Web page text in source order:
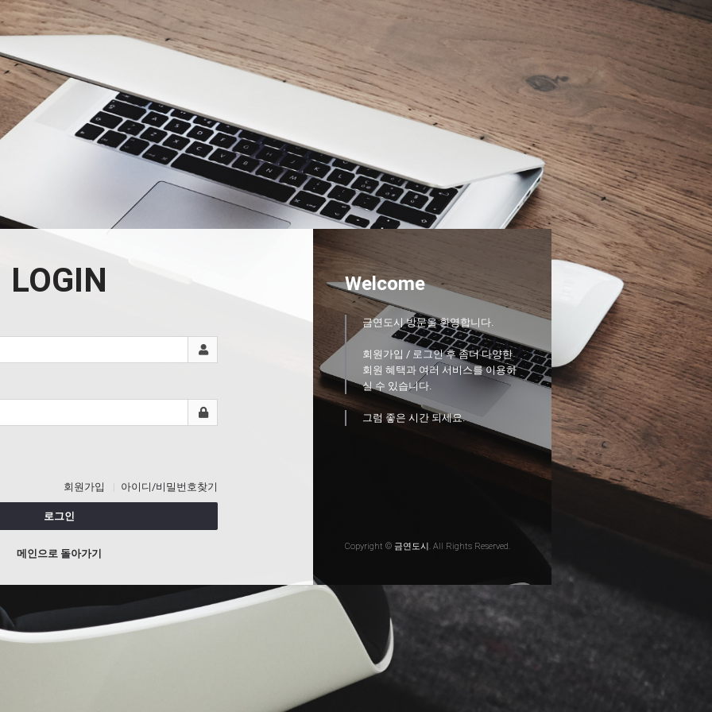
LOGIN
회원가입 아이디/비밀번호찾기
로그인
메인으로 돌아가기
Welcome
금연도시 방문을 환영합니다.
회원가입 / 로그인 후 좀더 다양한
회원 혜택과 여러 서비스를 이용하
실 수 있습니다.
그럼 좋은 시간 되세요.
Copyright © 금연도시. All Rights Reserved.